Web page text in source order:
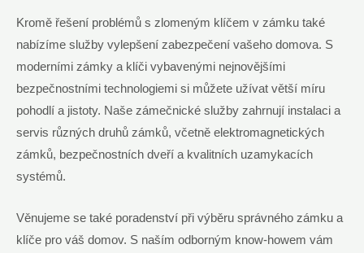
Kromě řešení problémů s ⁤zlomeným klíčem v zámku také
nabízíme služby vylepšení zabezpečení vašeho ⁣domova. ⁣S
moderními zámky ‌a klíči vybavenými ⁣nejnovějšími
bezpečnostními technologiemi si‍ můžete užívat větší míru
‌pohodlí a jistoty. Naše zámečnické služby zahrnují ⁢instalaci‍ a
servis různých druhů zámků, včetně elektromagnetických​
zámků, ‍bezpečnostních dveří ‍a kvalitních uzamykacích
systémů.
Věnujeme se také‍ poradenství⁣ při výběru ⁣správného zámku⁤ a
klíče pro váš ‌domov. ​S naším ​odborným know-howem vám